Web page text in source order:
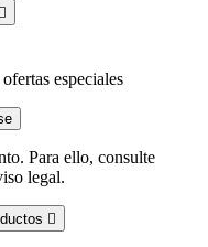

especiales
Para ello, consulte
legal.
